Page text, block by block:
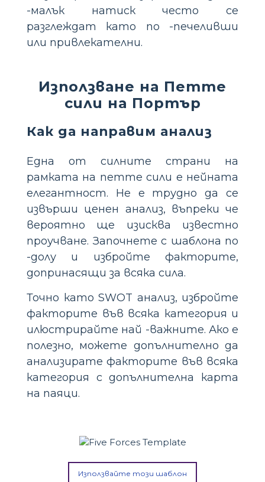
-малък натиск често се
разглеждат като по -печеливши
или привлекателни.
Използване на Петте
сили на Портър
Как да направим анализ
Една от силните страни на
рамката на петте сили е нейната
елегантност. Не е трудно да се
извърши ценен анализ, въпреки че
вероятно ще изисква известно
проучване. Започнете с шаблона по
-долу и избройте факторите,
допринасящи за всяка сила.
Точно като SWOT анализ, избройте
факторите във всяка категория и
илюстрирайте най -важните. Ако е
полезно, можете допълнително да
анализирате факторите във всяка
категория с допълнителна карта
на паяци.
Използвайте този шаблон